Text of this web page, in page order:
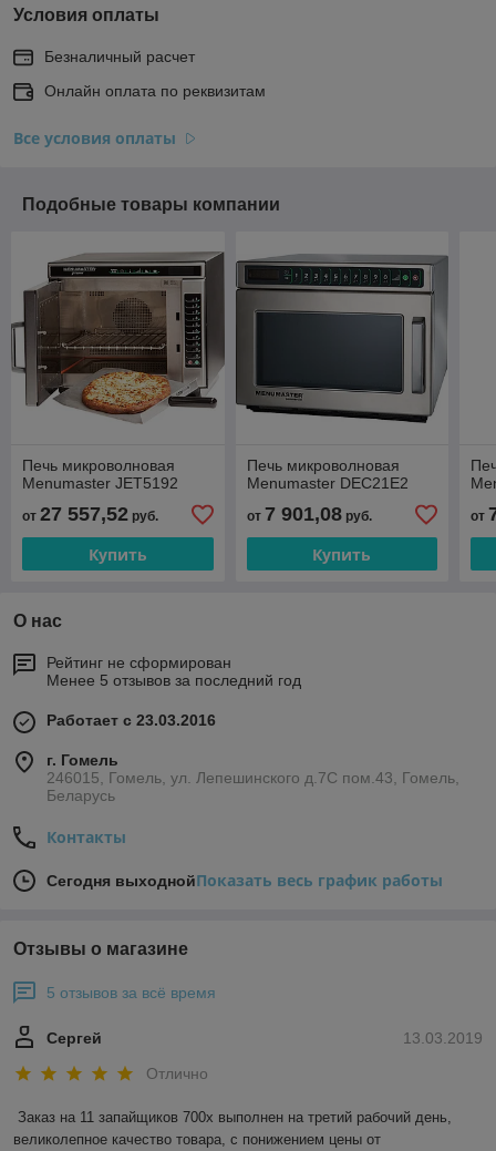
Условия оплаты
Безналичный расчет
Онлайн оплата по реквизитам
Все условия оплаты
Подобные товары компании
Печь микроволновая
Menumaster JET5192
от 27 557,52 руб.
Купить
Печь микроволновая
Menumaster DEC21E2
от 7 901,08руб.
Купить
от
О нас
Рейтинг не сформирован
Менее 5 отзывов за последний год
Работает с 23.03.2016
г. Гомель
246015, Гомель, ул. Лепешинского д.7С пом.43, Гомель,
Беларусь
Контакты
Сегодня выходнойПоказать весь график работы
Отзывы о магазине
5 отзывов за всё время
13.03.2019
Сергей
Отлично
Заказ на 11 запайщиков 700х выполнен на третий рабочий день,
великолепное качество товара, с понижением цены от